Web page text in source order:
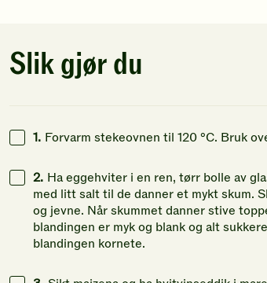
Klikk
vurdering.
for
vurdering.
Slik gjør du
1. Forvarm stekeovnen til 120 °C. Bruk
2. Ha eggehviter i en ren, tørr bolle av
med litt salt til de danner et mykt skum.
og jevne. Når skummet danner stive
blandingen er myk og blank og alt
blandingen kornete.